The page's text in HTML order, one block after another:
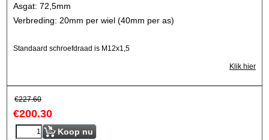
Asgat: 72,5mm
Verbreding: 20mm per wiel (40mm per as)
Standaard schroefdraad is M12x1,5
Klik hier
€227.60
€200.30
Koop nu